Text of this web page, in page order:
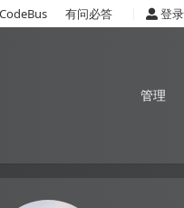
CodeBus 有问必答 登录
管理